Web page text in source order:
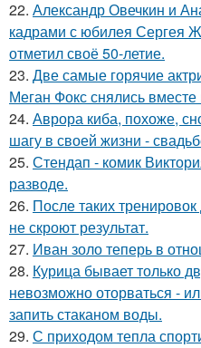
22. Александр Овечкин и
кадрами с юбилея Сергея
отметил своё 50-летие.
23. Две самые горячие
Меган Фокс снялись
24. Аврора киба, похоже,
шагу в своей жизни -
25. Стендап - комик
разводе.
26. После таких
не скроют результат.
27. Иван золо теперь в
28. Курица бывает только
невозможно оторваться -
запить стаканом воды.
29. С приходом тепла